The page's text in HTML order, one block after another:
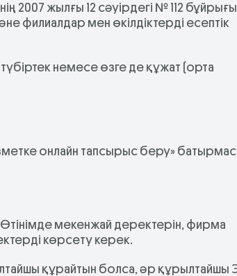
2007 жылғы 12 сәуірдегі № 112
филиалдар мен өкілдіктерді есептік
немесе өзге де құжат (орта
онлайн тапсырыс беру»
Өтінімде мекенжай деректерін, фирма
көрсету керек.
құрайтын болса, әр құрылтайшы